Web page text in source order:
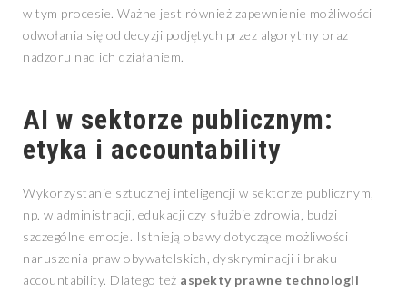
w tym procesie. Ważne jest również zapewnienie możliwości
odwołania się od decyzji podjętych przez algorytmy oraz
nadzoru nad ich działaniem.
AI w sektorze publicznym:
etyka i accountability
Wykorzystanie sztucznej inteligencji w sektorze publicznym,
np. w administracji, edukacji czy służbie zdrowia, budzi
szczególne emocje. Istnieją obawy dotyczące możliwości
naruszenia praw obywatelskich, dyskryminacji i braku
accountability. Dlatego też aspekty prawne technologii